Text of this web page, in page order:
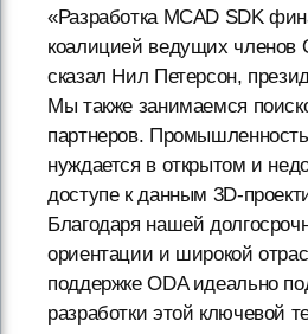
«Разработка MCAD SDK
коалицией ведущих членов
сказал Нил Петерсон,
Мы также занимаемся
партнеров.
нуждается в открытом и
доступе к данным 3D-
Благодаря нашей
ориентации и широкой
поддержке ODA идеально
разработки этой ключевой